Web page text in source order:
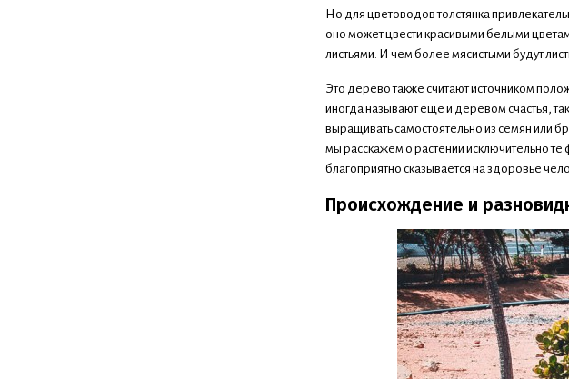
Но для цветоводов толстянка
оно может цвести красивыми белыми
листьями. И чем более мясистыми будут
Это дерево также считают источником
иногда называют еще и деревом счастья,
выращивать самостоятельно из семян или
мы расскажем о растении исключительно
благоприятно сказывается на здоровье
Происхождение и